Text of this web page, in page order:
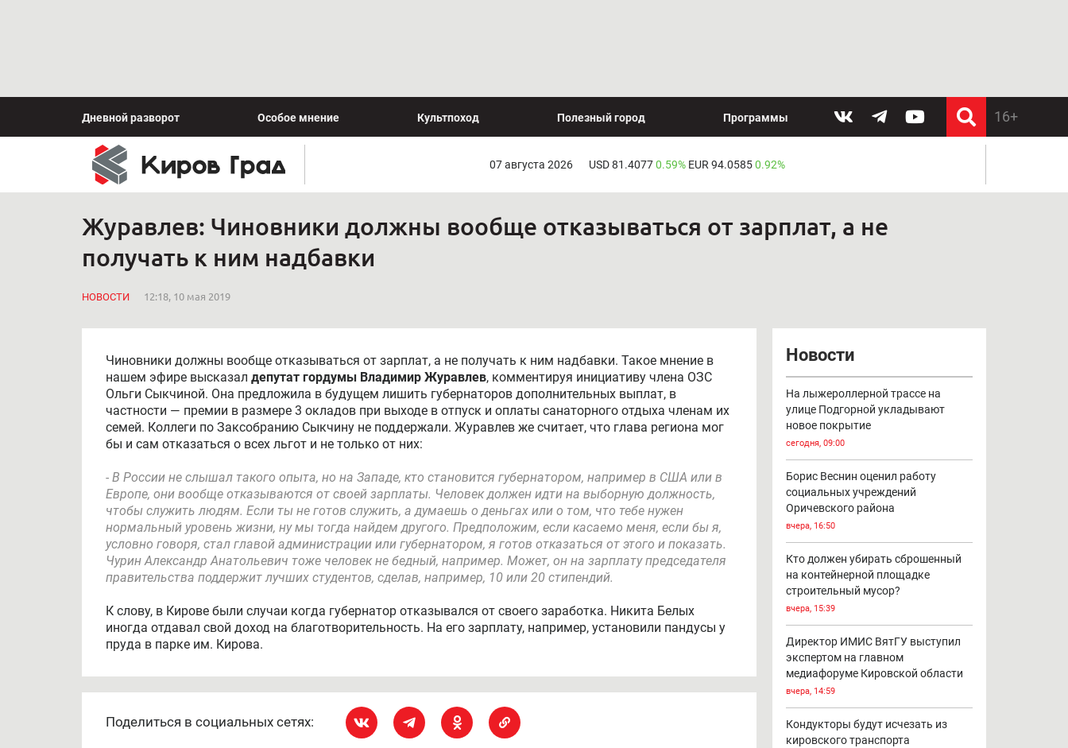
Дневной разворот Особое мнение Культпоход Полезный город Программы
07 августа 2026 USD 81.40770.59% EUR 94.05850.92%
Журавлев: Чиновники должны вообще отказываться от зарплат, а не
получать к ним надбавки
НОВОСТИ 12:18, 10 мая 2019
Чиновники должны вообще отказываться от зарплат, а не получать к ним надбавки. Такое мнение в
нашем эфире высказал депутат гордумы Владимир Журавлев, комментируя инициативу члена ОЗС
Ольги Сыкчиной. Она предложила в будущем лишить губернаторов дополнительных выплат, в
частности — премии в размере 3 окладов при выходе в отпуск и оплаты санаторного отдыха членам их
семей. Коллеги по Заксобранию Сыкчину не поддержали. Журавлев же считает, что глава региона мог
бы и сам отказаться о всех льгот и не только от них:
- В России не слышал такого опыта, но на Западе, кто становится губернатором, например в США или в
Европе, они вообще отказываются от своей зарплаты. Человек должен идти на выборную должность,
чтобы служить людям. Если ты не готов служить, а думаешь о деньгах или о том, что тебе нужен
нормальный уровень жизни, ну мы тогда найдем другого. Предположим, если касаемо меня, если бы я,
условно говоря, стал главой администрации или губернатором, я готов отказаться от этого и показать.
Чурин Александр Анатольевич тоже человек не бедный, например. Может, он на зарплату председателя
правительства поддержит лучших студентов, сделав, например, 10 или 20 стипендий.
К слову, в Кирове были случаи когда губернатор отказывался от своего заработка. Никита Белых
иногда отдавал свой доход на благотворительность. На его зарплату, например, установили пандусы у
пруда в парке им. Кирова.
Поделиться в социальных сетях:
Новости
На лыжероллерной трассе на
улице Подгорной укладывают
новое покрытие
сегодня, 09:00
Борис Веснин оценил работу
социальных учреждений
Оричевского района
вчера, 16:50
Кто должен убирать сброшенный
на контейнерной площадке
строительный мусор?
вчера, 15:39
Директор ИМИС ВятГУ выступил
экспертом на главном
медиафоруме Кировской области
вчера, 14:59
Кондукторы будут исчезать из
кировского транспорта